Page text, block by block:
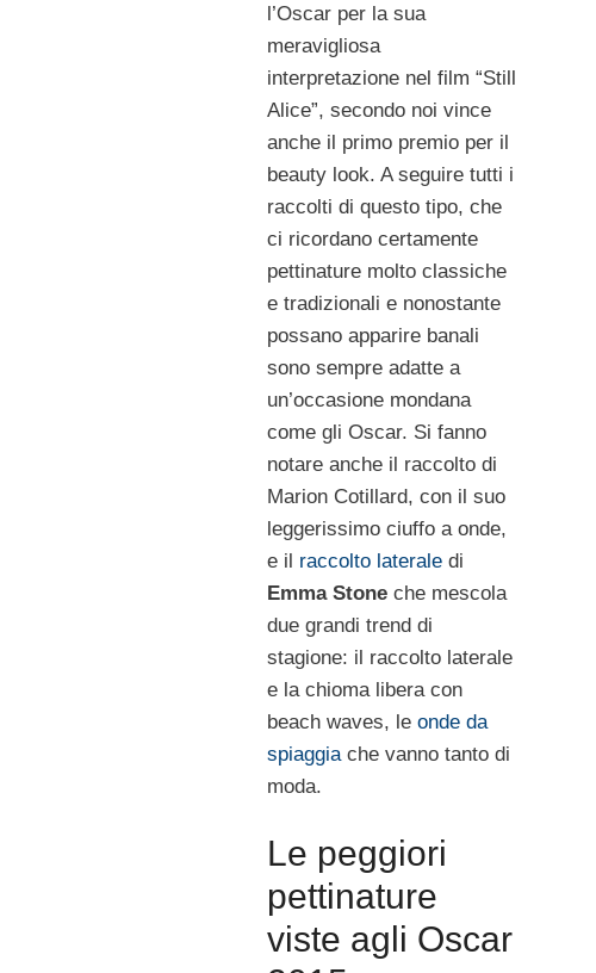
l’Oscar per la sua
meravigliosa
interpretazione nel film “Still
Alice”, secondo noi vince
anche il primo premio per il
beauty look. A seguire tutti i
raccolti di questo tipo, che
ci ricordano certamente
pettinature molto classiche
e tradizionali e nonostante
possano apparire banali
sono sempre adatte a
un’occasione mondana
come gli Oscar. Si fanno
notare anche il raccolto di
Marion Cotillard, con il suo
leggerissimo ciuffo a onde,
e il raccolto lateraledi
Emma Stoneche mescola
due grandi trend di
stagione: il raccolto laterale
e la chioma libera con
beach waves, le onde da
spiaggiache vanno tanto di
moda.
Le peggiori
pettinature
viste agli Oscar